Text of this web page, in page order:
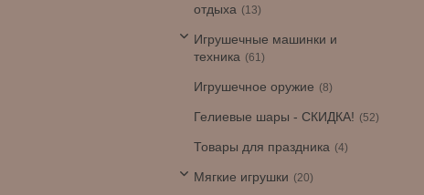
отдыха
13
Игрушечные машинки и
техника
61
Игрушечное оружие 8
Гелиевые шары - СКИДКА! 52
Товары для праздника 4
Мягкие игрушки 20